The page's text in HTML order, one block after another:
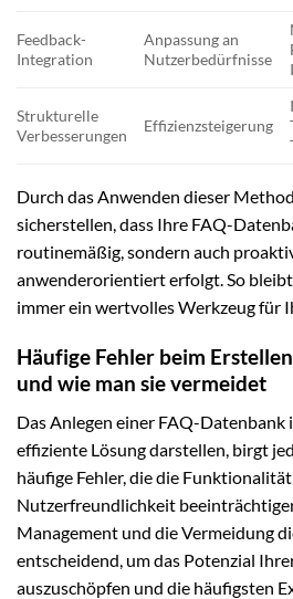
Feedback-
Integration
Anpassung an
Nutzerbedürfnisse
Strukturelle
Verbesserungen
Effizienzsteigerung
Durch das Anwenden dieser
sicherstellen, dass Ihre FAQ-
routinemäßig, sondern auch
anwenderorientiert erfolgt. So
immer ein wertvolles Werkzeug für
Häufige Fehler beim
und wie man sie vermeidet
Das Anlegen einer FAQ-Datenbank
effiziente Lösung darstellen, birgt
häufige Fehler, die die
Nutzerfreundlichkeit
Management und die Vermeidung
entscheidend, um das Potenzial
auszuschöpfen und die häufigsten